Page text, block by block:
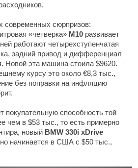
современных сюрпризов:
«четверка» M10 развивает
работают четырехступенчатая
задний привод и дифференциал
Новой эта машина стоила $9620.
курсу это около €8,3 тыс.,
без поправки на инфляцию
покупательную способность той
чем в $53 тыс., то есть примерно
новый BMW 330i xDrive
начинается в США с $50 тыс.,